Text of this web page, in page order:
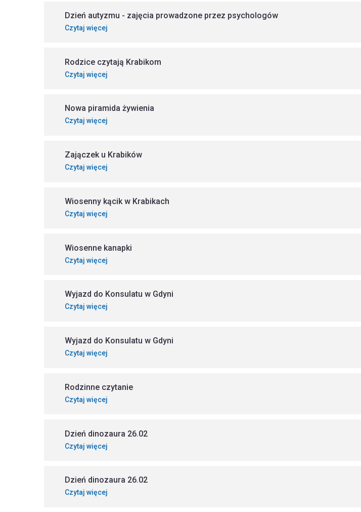
Dzień autyzmu - zajęcia prowadzone przez psychologów
Czytaj więcej
Rodzice czytają Krabikom
Czytaj więcej
Nowa piramida żywienia
Czytaj więcej
Zajączek u Krabików
Czytaj więcej
Wiosenny kącik w Krabikach
Czytaj więcej
Wiosenne kanapki
Czytaj więcej
Wyjazd do Konsulatu w Gdyni
Czytaj więcej
Wyjazd do Konsulatu w Gdyni
Czytaj więcej
Rodzinne czytanie
Czytaj więcej
Dzień dinozaura 26.02
Czytaj więcej
Dzień dinozaura 26.02
Czytaj więcej